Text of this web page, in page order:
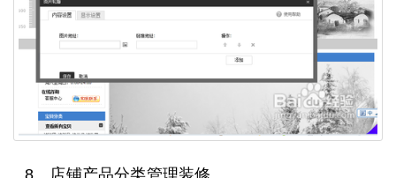
8、店铺产品分类管理装修